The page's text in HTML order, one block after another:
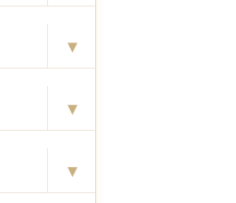
▾
▾
▾